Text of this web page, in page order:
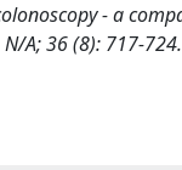
- a
N/A; 36 (8):